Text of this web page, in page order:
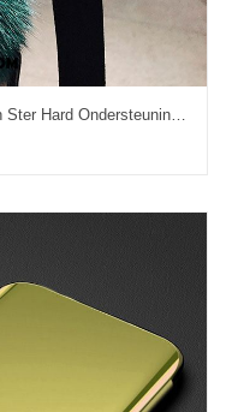
Samsung Galaxy A70s Hoesje Siliconen Ster Hard Ondersteuning Hanger Sale